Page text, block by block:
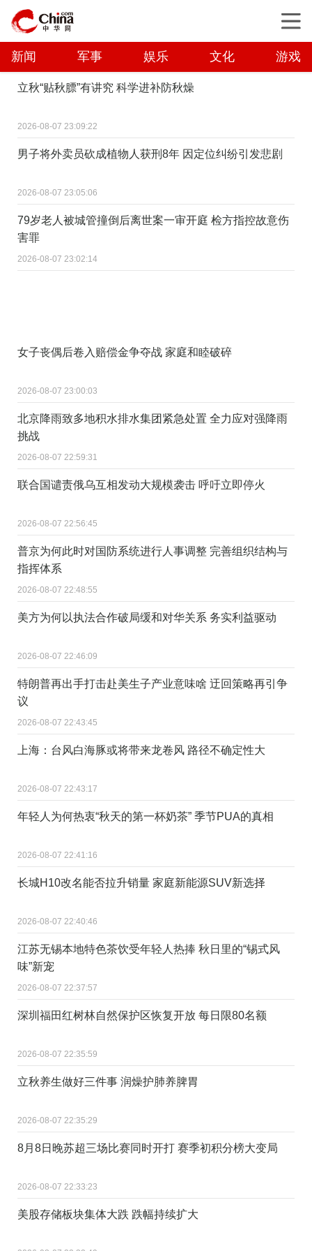
新闻 军事 娱乐 文化 游戏
立秋“贴秋膘”有讲究 科学进补防秋燥
2026-08-07 23:09:22
男子将外卖员砍成植物人获刑8年 因定位纠纷引发悲剧
2026-08-07 23:05:06
79岁老人被城管撞倒后离世案一审开庭 检方指控故意伤
害罪
2026-08-07 23:02:14
女子丧偶后卷入赔偿金争夺战 家庭和睦破碎
2026-08-07 23:00:03
北京降雨致多地积水排水集团紧急处置 全力应对强降雨
挑战
2026-08-07 22:59:31
联合国谴责俄乌互相发动大规模袭击 呼吁立即停火
2026-08-07 22:56:45
普京为何此时对国防系统进行人事调整 完善组织结构与
指挥体系
2026-08-07 22:48:55
美方为何以执法合作破局缓和对华关系 务实利益驱动
2026-08-07 22:46:09
特朗普再出手打击赴美生子产业意味啥 迂回策略再引争
议
2026-08-07 22:43:45
上海：台风白海豚或将带来龙卷风 路径不确定性大
2026-08-07 22:43:17
年轻人为何热衷“秋天的第一杯奶茶” 季节PUA的真相
2026-08-07 22:41:16
长城H10改名能否拉升销量 家庭新能源SUV新选择
2026-08-07 22:40:46
江苏无锡本地特色茶饮受年轻人热捧 秋日里的“锡式风
味”新宠
2026-08-07 22:37:57
深圳福田红树林自然保护区恢复开放 每日限80名额
2026-08-07 22:35:59
立秋养生做好三件事 润燥护肺养脾胃
2026-08-07 22:35:29
8月8日晚苏超三场比赛同时开打 赛季初积分榜大变局
2026-08-07 22:33:23
美股存储板块集体大跌 跌幅持续扩大